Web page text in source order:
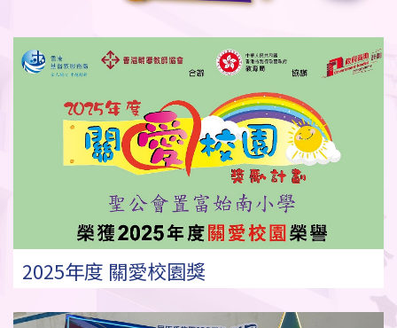
2025年度 關愛校園獎